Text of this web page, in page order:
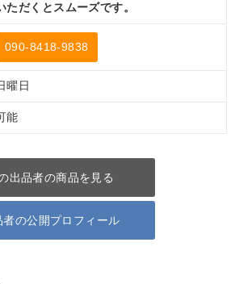
ただくとスムーズです。
090-8418-9838
曜日
能
出品者の商品を見る
者の公開プロフィール